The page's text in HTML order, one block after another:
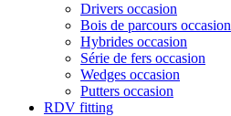
Drivers occasion
Bois de parcours occasion
Hybrides occasion
Série de fers occasion
Wedges occasion
Putters occasion
RDV fitting